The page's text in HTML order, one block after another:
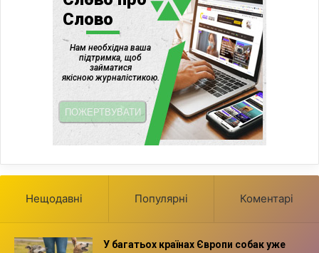
Нещодавні Популярні Коментарі
У багатьох країнах Європи собак уже